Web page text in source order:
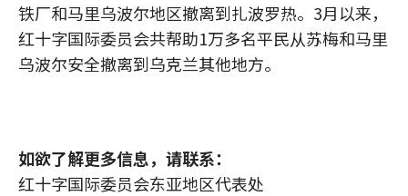
铁厂和马里乌波尔地区撤离到扎波罗热。3月以来，
红十字国际委员会共帮助1万多名平民从苏梅和马里
乌波尔安全撤离到乌克兰其他地方。
如欲了解更多信息，请联系：
红十字国际委员会东亚地区代表处